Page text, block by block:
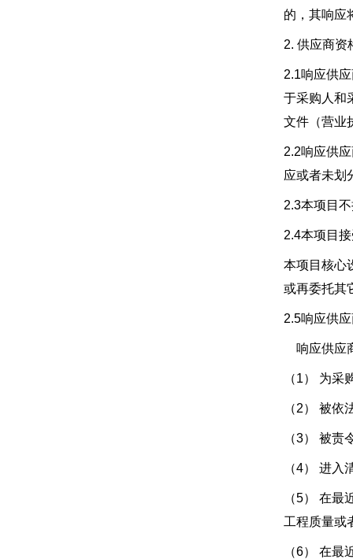
的，其响应
2. 供应商资
2.1响应供
于采购人和
文件（营业
2.2响应供
应或者未划
2.3本项目
2.4本项目
本项目核心
或再委托其
2.5响应供
响应供应
（1） 为
（2） 被依
（3） 被
（4） 进
（5） 在
工程质量或
（6） 在